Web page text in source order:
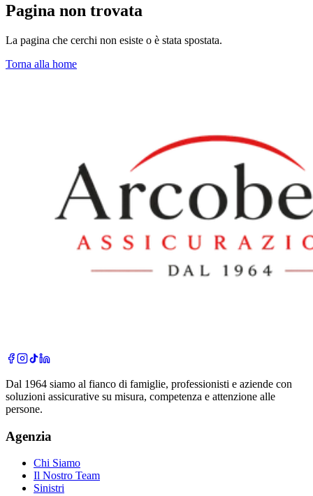
Pagina non trovata
La pagina che cerchi non esiste o è stata spostata.
Torna alla home
Dal 1964 siamo al fianco di famiglie, professionisti e aziende con
soluzioni assicurative su misura, competenza e attenzione alle
persone.
Agenzia
Chi Siamo
Il Nostro Team
Sinistri